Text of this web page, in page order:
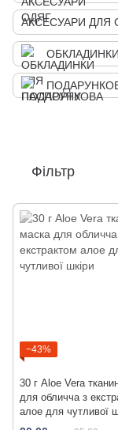
АКСЕСУАРИ ДЛЯ
Фільтр
−43%
30 г Aloe Vera
для обличча з
алое для чутливої